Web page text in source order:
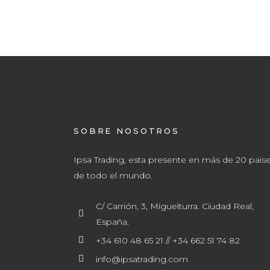
SOBRE NOSOTROS
Ipsa Trading, esta presente en más de 20
de todo el mundo.
C/ Carrión, 3, Miguelturra. Ciudad Real,
España.
+34 610 48 65 21 // +34 662 51 74 82
info@ipsatrading.com